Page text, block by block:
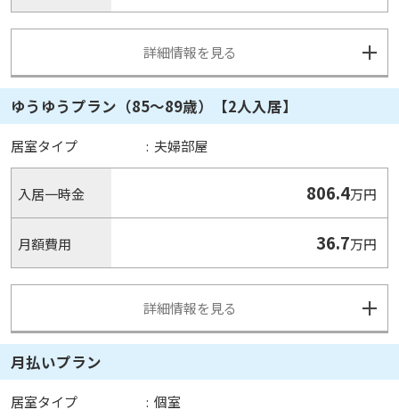
詳細情報を見る
ゆうゆうプラン（85～89歳）【2人入居】
居室タイプ : 夫婦部屋
入居一時金 806.4万円
月額費用 36.7万円
詳細情報を見る
月払いプラン
居室タイプ : 個室